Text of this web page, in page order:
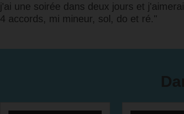
j'ai une soirée dans deux jours et
4 accords, mi mineur, sol, do et ré."